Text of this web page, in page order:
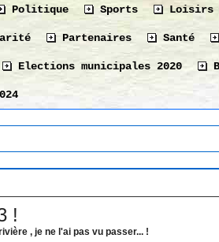
Politique Sports Loisirs
Partenaires Santé
Elections municipales 2020
!
, je ne l'ai pas vu passer... !